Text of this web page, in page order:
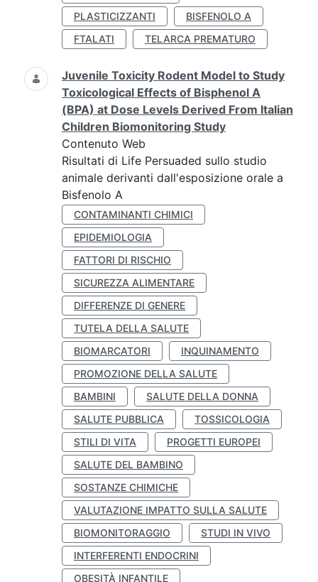
PLASTICIZZANTI
BISFENOLO A
FTALATI
TELARCA PREMATURO
Juvenile Toxicity Rodent Model to Study
Toxicological Effects of Bisphenol A
(BPA) at Dose Levels Derived From Italian
Children Biomonitoring Study
Contenuto Web
Risultati di Life Persuaded sullo studio
animale derivanti dall'esposizione orale a
Bisfenolo A
CONTAMINANTI CHIMICI
EPIDEMIOLOGIA
FATTORI DI RISCHIO
SICUREZZA ALIMENTARE
DIFFERENZE DI GENERE
TUTELA DELLA SALUTE
BIOMARCATORI
INQUINAMENTO
PROMOZIONE DELLA SALUTE
BAMBINI
SALUTE DELLA DONNA
SALUTE PUBBLICA
TOSSICOLOGIA
STILI DI VITA
PROGETTI EUROPEI
SALUTE DEL BAMBINO
SOSTANZE CHIMICHE
VALUTAZIONE IMPATTO SULLA SALUTE
BIOMONITORAGGIO
STUDI IN VIVO
INTERFERENTI ENDOCRINI
OBESITÀ INFANTILE